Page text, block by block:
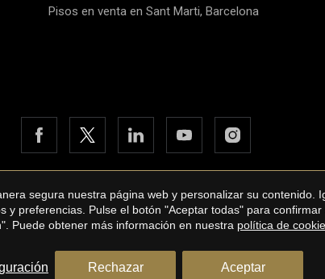
Pisos en venta en Sant Marti, Barcelona
Real Estate Aviso legal Política de privacidad
by iEstrategic
segura nuestra página web y personalizar su contenido.
preferencias. Pulse el botón "Aceptar todas" para
Puede obtener más información en nuestra política de
Rechazar Aceptar